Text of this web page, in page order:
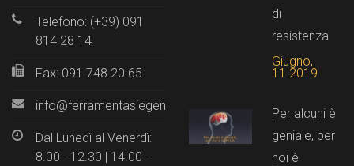
Telefono: (+39) 091
814 28 14
Fax: 091 748 20 65
info@ferramentasiegenia.it
Dal Lunedì al Venerdì:
8.00 - 12.30 | 14.00 -
di
resistenza
Giugno,
11 2019
Per alcuni è
geniale, per
noi è